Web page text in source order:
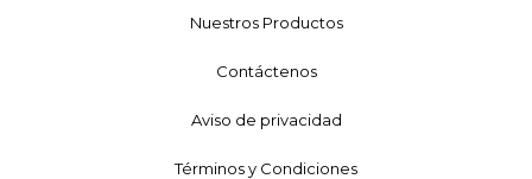
Nuestros Productos
Contáctenos
Aviso de privacidad
Términos y Condiciones